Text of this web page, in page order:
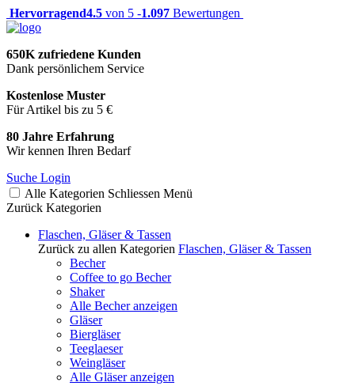
Hervorragend4.5 von 5 -1.097 Bewertungen
650K zufriedene Kunden
Dank persönlichem Service
Kostenlose Muster
Für Artikel bis zu 5 €
80 Jahre Erfahrung
Wir kennen Ihren Bedarf
Suche Login
Alle Kategorien Schliessen Menü
Zurück Kategorien
Flaschen, Gläser & Tassen
Zurück zu allen Kategorien Flaschen, Gläser & Tassen
Becher
Coffee to go Becher
Shaker
Alle Becher anzeigen
Gläser
Biergläser
Teeglaeser
Weingläser
Alle Gläser anzeigen